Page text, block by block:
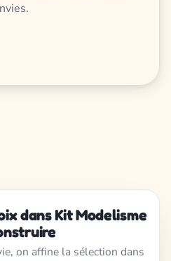
dans Kit Modelisme
on affine la sélection dans